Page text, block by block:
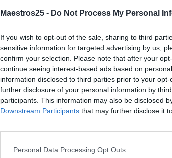
Maestros25 - Do Not Process My Personal
If you wish to opt-out of the sale, sharing to third
sensitive information for targeted advertising by us,
confirm your selection. Please note that after your
continue seeing interest-based ads based on
information disclosed to third parties prior to your
further disclosure of your personal information by
participants. This information may also be disclosed
Downstream Participants that may further disclose it
Personal Data Processing Opt Outs
VER MENSAJES NUEVOS DE
NOTICIAS ACTUALIZADAS
PÁGINA PRINCIPAL DE
NOTICIAS